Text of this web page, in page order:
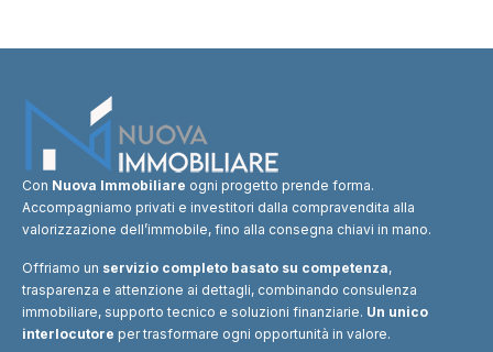
Con Nuova Immobiliare ogni progetto prende forma.
Accompagniamo privati e investitori dalla compravendita alla
valorizzazione dell’immobile, fino alla consegna chiavi in mano.
Offriamo un servizio completo basato su competenza,
trasparenza e attenzione ai dettagli, combinando consulenza
immobiliare, supporto tecnico e soluzioni finanziarie. Un unico
interlocutore per trasformare ogni opportunità in valore.